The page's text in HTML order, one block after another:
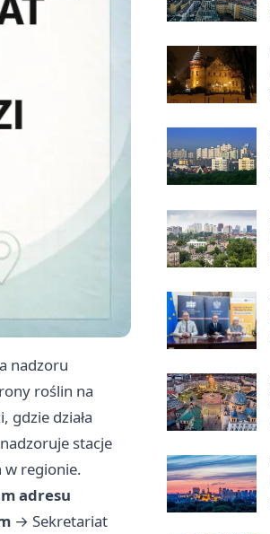
nadzoru
roślin na
gdzie działa
stacje
w regionie.
adresu
→ Sekretariat